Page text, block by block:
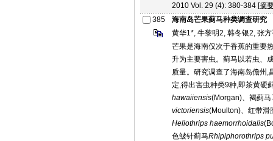
2010 Vol. 29 (4): 380-384 [摘
385
海南岛芒果蓟马种类调查研究
黄华1*, 牛黎明2, 韩冬银2, 张
芒果是海南仅次于香蕉的重要
升为主要害虫。蓟马以若虫、
质量。研究调查了海南岛儋州
定,得出害虫种类9种,即茶黄硬
hawaiiensis(Morgan)、褐蓟马
victoriensis(Moulton)、红带滑
Heliothrips haemorrhoidalis
色皱针蓟马Rhipiphorothrips